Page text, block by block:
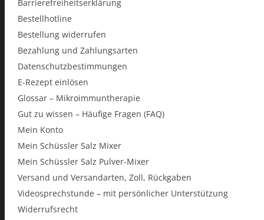
Barrierefreiheitserklärung
Bestellhotline
Bestellung widerrufen
Bezahlung und Zahlungsarten
Datenschutzbestimmungen
E-Rezept einlösen
Glossar – Mikroimmuntherapie
Gut zu wissen – Häufige Fragen (FAQ)
Mein Konto
Mein Schüssler Salz Mixer
Mein Schüssler Salz Pulver-Mixer
Versand und Versandarten, Zoll, Rückgaben
Videosprechstunde – mit persönlicher Unterstützung
Widerrufsrecht